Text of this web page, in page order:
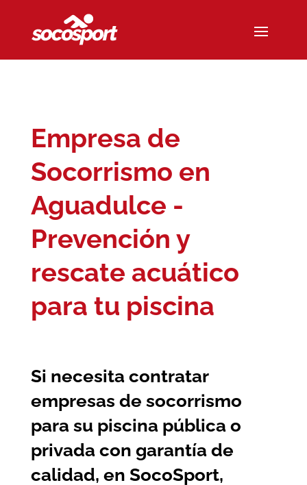
Empresa de
Socorrismo en
Aguadulce -
Prevención y
rescate acuático
para tu piscina
Si necesita contratar
empresas de socorrismo
para su piscina pública o
privada con garantía de
calidad, en SocoSport,